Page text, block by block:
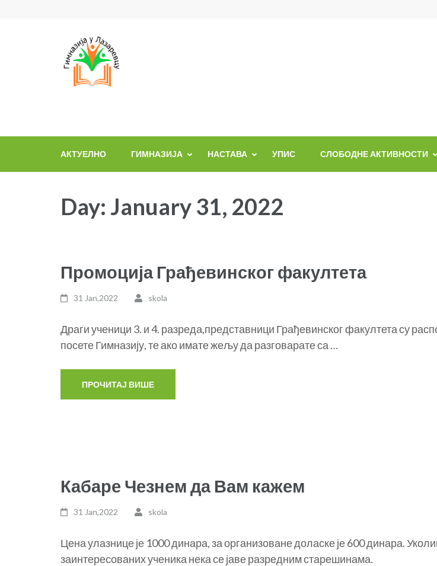
АКТУЕЛНО ГИМНАЗИЈА НАСТАВА УПИС СЛОБОДНЕ АКТИВНОСТИ
Day: January 31, 2022
Промоција Грађевинског факултета
31 Jan,2022 skola
Драги ученици 3. и 4. разреда,представници Грађевинског факултета су
посете Гимназију, те ако имате жељу да разговарате са …
Кабаре Чезнем да Вам кажем
31 Jan,2022 skola
Цена улазнице је 1000 динара, за организоване доласке је 600 динара.
заинтересованих ученика нека се јаве разредним старешинама.